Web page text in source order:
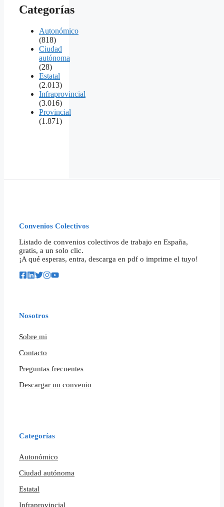
Categorías
Autonómico
(818)
Ciudad
autónoma
(28)
Estatal
(2.013)
Infraprovincial
(3.016)
Provincial
(1.871)
Convenios Colectivos
Listado de convenios colectivos de trabajo en España,
gratis, a un solo clic.
¡A qué esperas, entra, descarga en pdf o imprime el tuyo!
Nosotros
Sobre mi
Contacto
Preguntas frecuentes
Descargar un convenio
Categorías
Autonómico
Ciudad autónoma
Estatal
Infraprovincial